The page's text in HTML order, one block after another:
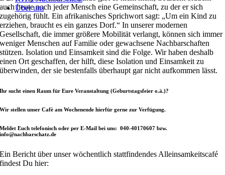
Über uns
auch heute noch jeder Mensch eine Gemeinschaft, zu der er sich
zugehörig fühlt. Ein afrikanisches Sprichwort sagt: „Um ein Kind zu
erziehen, braucht es ein ganzes Dorf.“ In unserer modernen
Gesellschaft, die immer größere Mobilität verlangt, können sich immer
weniger Menschen auf Familie oder gewachsene Nachbarschaften
stützen. Isolation und Einsamkeit sind die Folge. Wir haben deshalb
einen Ort geschaffen, der hilft, diese Isolation und Einsamkeit zu
überwinden, der sie bestenfalls überhaupt gar nicht aufkommen lässt.
Ihr sucht einen Raum für Eure Veranstaltung (Geburtstagsfeier o.ä.)?
Wir stellen unser Cafè am Wochenende hierfür gerne zur Verfügung.
Meldet Euch telefonisch oder per E-Mail bei uns: 040-40170607 bzw.
info@nachbarschatz.de
Ein Bericht über unser wöchentlich stattfindendes Alleinsamkeitscafé
findest Du hier: